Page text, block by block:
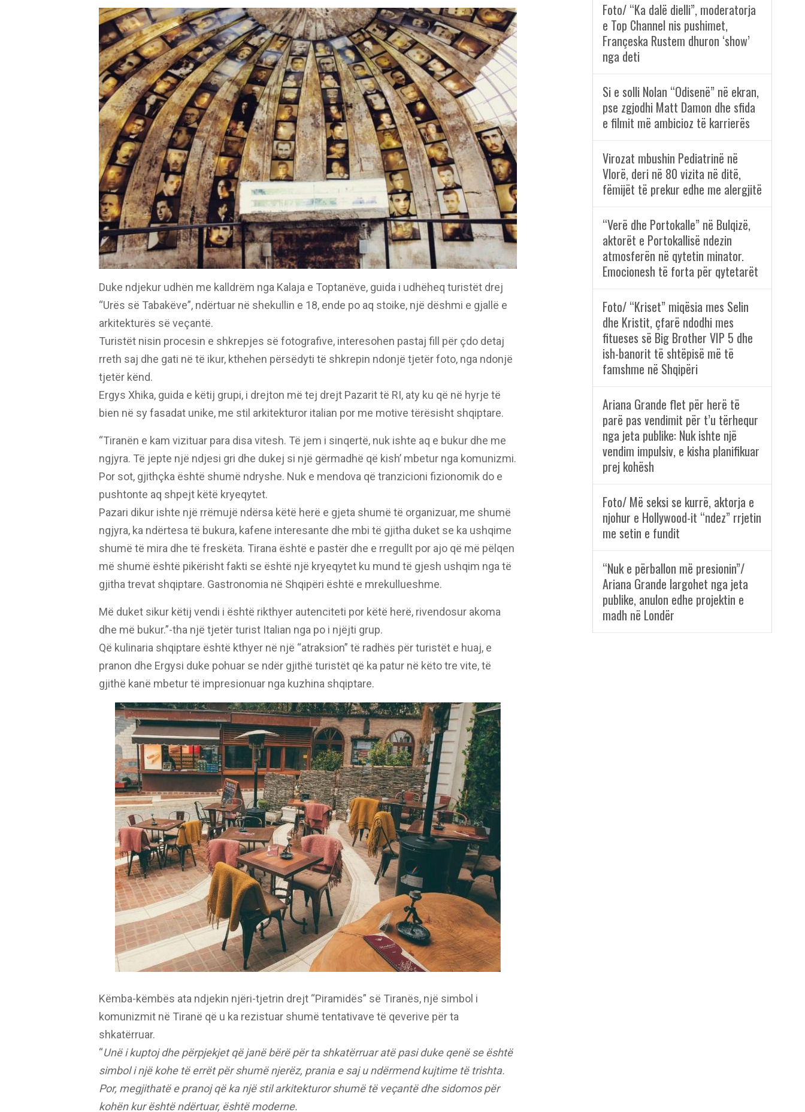
Duke ndjekur udhën me kalldrëm nga Kalaja e Toptanëve, guida i udhëheq turistët drej
“Urës së Tabakëve”, ndërtuar në shekullin e 18, ende po aq stoike, një dëshmi e gjallë e
arkitekturës së veçantë.
Turistët nisin procesin e shkrepjes së fotografive, interesohen pastaj fill për çdo detaj
rreth saj dhe gati në të ikur, kthehen përsëdyti të shkrepin ndonjë tjetër foto, nga ndonjë
tjetër kënd.
Ergys Xhika, guida e këtij grupi, i drejton më tej drejt Pazarit të RI, aty ku që në hyrje të
bien në sy fasadat unike, me stil arkitekturor italian por me motive tërësisht shqiptare.
“Tiranën e kam vizituar para disa vitesh. Të jem i sinqertë, nuk ishte aq e bukur dhe me
ngjyra. Të jepte një ndjesi gri dhe dukej si një gërmadhë që kish’ mbetur nga komunizmi.
Por sot, gjithçka është shumë ndryshe. Nuk e mendova që tranzicioni fizionomik do e
pushtonte aq shpejt këtë kryeqytet.
Pazari dikur ishte një rrëmujë ndërsa këtë herë e gjeta shumë të organizuar, me shumë
ngjyra, ka ndërtesa të bukura, kafene interesante dhe mbi të gjitha duket se ka ushqime
shumë të mira dhe të freskëta. Tirana është e pastër dhe e rregullt por ajo që më pëlqen
më shumë është pikërisht fakti se është një kryeqytet ku mund të gjesh ushqim nga të
gjitha trevat shqiptare. Gastronomia në Shqipëri është e mrekullueshme.
Më duket sikur këtij vendi i është rikthyer autenciteti por këtë herë, rivendosur akoma
dhe më bukur.”-tha një tjetër turist Italian nga po i njëjti grup.
Që kulinaria shqiptare është kthyer në një “atraksion” të radhës për turistët e huaj, e
pranon dhe Ergysi duke pohuar se ndër gjithë turistët që ka patur në këto tre vite, të
gjithë kanë mbetur të impresionuar nga kuzhina shqiptare.
Këmba-këmbës ata ndjekin njëri-tjetrin drejt “Piramidës” së Tiranës, një simbol i
komunizmit në Tiranë që u ka rezistuar shumë tentativave të qeverive për ta
shkatërruar.
“Unë i kuptoj dhe përpjekjet që janë bërë për ta shkatërruar atë pasi duke qenë se është
simbol i një kohe të errët për shumë njerëz, prania e saj u ndërmend kujtime të trishta.
Por, megjithatë e pranoj që ka një stil arkitekturor shumë të veçantë dhe sidomos për
kohën kur është ndërtuar, është moderne.
Foto/ “Ka dalë dielli”, moderatorja
e Top Channel nis pushimet,
Françeska Rustem dhuron ‘show’
nga deti
Si e solli Nolan “Odisenë” në ekran,
pse zgjodhi Matt Damon dhe sfida
e filmit më ambicioz të karrierës
Virozat mbushin Pediatrinë në
Vlorë, deri në 80 vizita në ditë,
fëmijët të prekur edhe me alergjitë
“Verë dhe Portokalle” në Bulqizë,
aktorët e Portokallisë ndezin
atmosferën në qytetin minator.
Emocionesh të forta për qytetarët
Foto/ “Kriset” miqësia mes Selin
dhe Kristit, çfarë ndodhi mes
fitueses së Big Brother VIP 5 dhe
ish-banorit të shtëpisë më të
famshme në Shqipëri
Ariana Grande flet për herë të
parë pas vendimit për t’u tërhequr
nga jeta publike: Nuk ishte një
vendim impulsiv, e kisha planifikuar
prej kohësh
Foto/ Më seksi se kurrë, aktorja e
njohur e Hollywood-it “ndez” rrjetin
me setin e fundit
“Nuk e përballon më presionin”/
Ariana Grande largohet nga jeta
publike, anulon edhe projektin e
madh në Londër